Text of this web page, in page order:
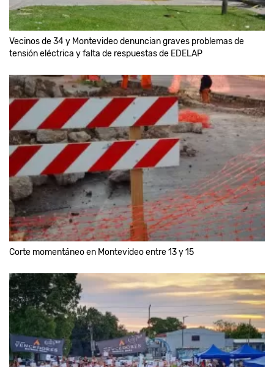
Vecinos de 34 y Montevideo denuncian graves problemas de
tensión eléctrica y falta de respuestas de EDELAP
Corte momentáneo en Montevideo entre 13 y 15